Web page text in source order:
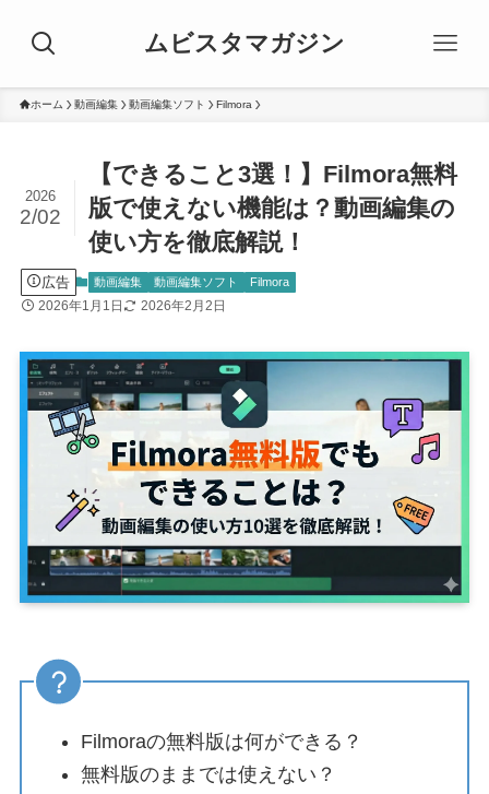
ムビスタマガジン
ホーム 動画編集 動画編集ソフト Filmora
【できること3選！】Filmora無料
版で使えない機能は？動画編集の
使い方を徹底解説！
2026
2/02
広告 動画編集 動画編集ソフト Filmora
2026年1月1日 2026年2月2日
Filmoraの無料版は何ができる？
無料版のままでは使えない？